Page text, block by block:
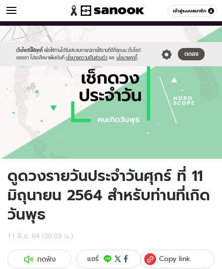
เข้าสู่ระบบสมาชิก
ดูดวง หมวดอื่นๆ
เว็บไซต์นี้ใช้คุกกี้ เพื่อให้ท่านได้รับประสบการณ์การใช้งานที่ดีที่สุดบน เว็บไซต์
ของเรา โปรดศึกษาเพิ่มเติมที่ นโยบายความเป็นส่วนตัว และ นโยบายคุกกี้
ตกลง
Sanook
//s.isanook.com/sr/0/images/logo-
new-
sanook.png
600
60
//s.isanook.com/ho/0/ud/fxd/day/daily-
horoscope-
wednesday.jpg
ดูดวงรายวันประจำวันศุกร์ ที่ 11
มิถุนายน 2564 สำหรับท่านที่เกิด
วันพุธ
11 มิ.ย. 64 (00:03 น.)
กดฟัง แชร์ Copy link